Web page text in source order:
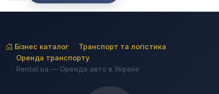
Бізнес каталог
Транспорт та логістика
Оренда транспорту
Rental.ua — Оренда авто в Україні